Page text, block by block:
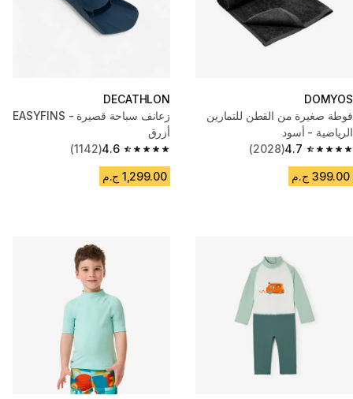
DOMYOS
فوطة صغيرة من القطن للتمارين
الرياضية - أسود
4.7
4.7 out of 5 stars from 2028 reviews
(2028)
399.00 ج.م
DECATHLON
زعانف سباحة قصيرة - EASYFINS
أزرق
4.6
4.6 out of 5 stars from 1142 reviews
(1142)
1,299.00 ج.م